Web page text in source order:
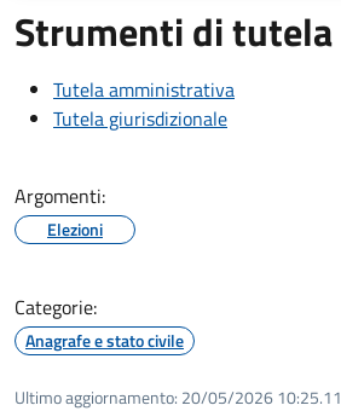
Strumenti di tutela
Tutela amministrativa
Tutela giurisdizionale
Argomenti:
Elezioni
Categorie:
Anagrafe e stato civile
Ultimo aggiornamento: 20/05/2026 10:25.11